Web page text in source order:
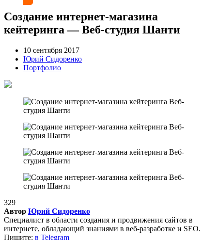
Создание интернет-магазина
кейтеринга — Веб-студия Шанти
10 сентября 2017
Юрий Сидоренко
Портфолио
329
Автор Юрий Сидоренко
Специалист в области создания и продвижения сайтов в
интернете, обладающий знаниями в веб-разработке и SEO.
Пишите: в Telegram